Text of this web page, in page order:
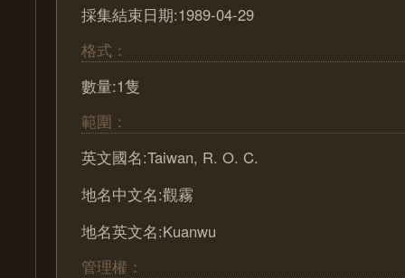
採集結束日期:1989-04-29
格式：
數量:1隻
範圍：
英文國名:Taiwan, R. O. C.
地名中文名:觀霧
地名英文名:Kuanwu
管理權：